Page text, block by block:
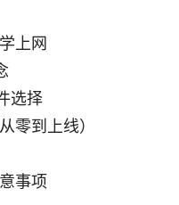
上网
选择
零到上线）
事项